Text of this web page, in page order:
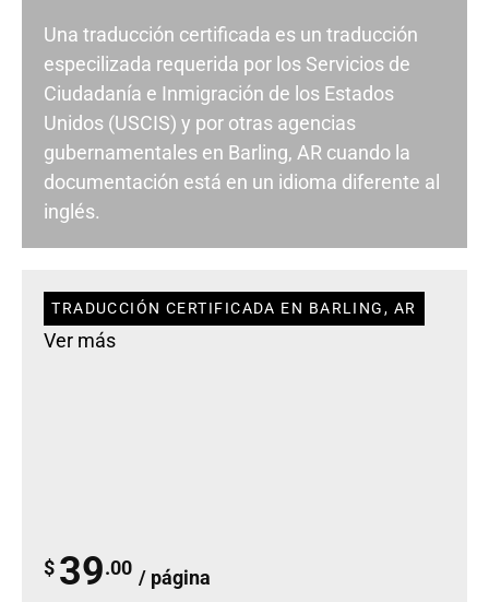
Una traducción certificada es un traducción
especilizada requerida por los Servicios de
Ciudadanía e Inmigración de los Estados
Unidos (USCIS) y por otras agencias
gubernamentales en Barling, AR cuando la
documentación está en un idioma diferente al
inglés.
TRADUCCIÓN CERTIFICADA EN BARLING, AR
Ver más
$ 39.00 / página